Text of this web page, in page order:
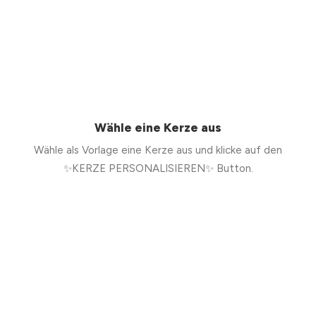
Wähle eine Kerze aus
Wähle als Vorlage eine Kerze aus und klicke auf den
✨KERZE PERSONALISIEREN✨ Button.